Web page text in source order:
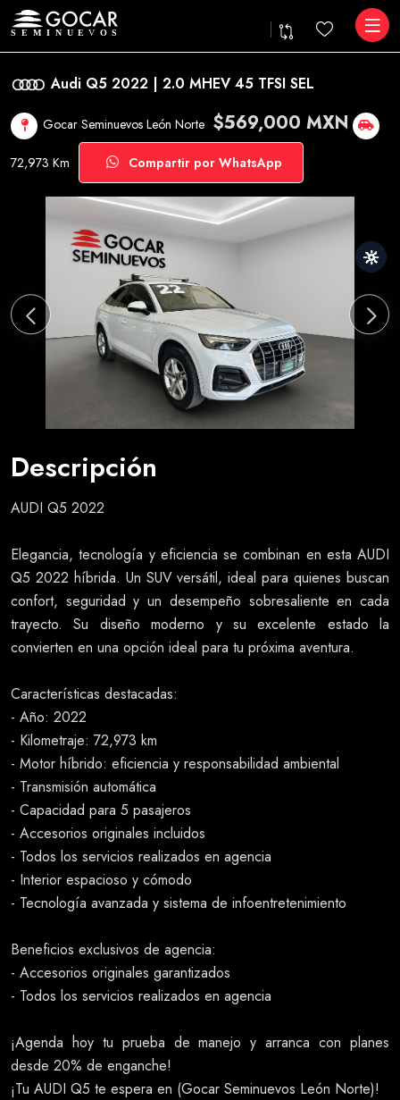
Audi Q5 2022 | 2.0 MHEV 45 TFSI SEL
Gocar Seminuevos León Norte $569,000 MXN
72,973 Km Compartir por WhatsApp
Descripción
AUDI Q5 2022
Elegancia, tecnología y eficiencia se combinan en esta AUDI
Q5 2022 híbrida. Un SUV versátil, ideal para quienes buscan
confort, seguridad y un desempeño sobresaliente en cada
trayecto. Su diseño moderno y su excelente estado la
convierten en una opción ideal para tu próxima aventura.
Características destacadas:
- Año: 2022
- Kilometraje: 72,973 km
- Motor híbrido: eficiencia y responsabilidad ambiental
- Transmisión automática
- Capacidad para 5 pasajeros
- Accesorios originales incluidos
- Todos los servicios realizados en agencia
- Interior espacioso y cómodo
- Tecnología avanzada y sistema de infoentretenimiento
Beneficios exclusivos de agencia:
- Accesorios originales garantizados
- Todos los servicios realizados en agencia
¡Agenda hoy tu prueba de manejo y arranca con planes
desde 20% de enganche!
¡Tu AUDI Q5 te espera en (Gocar Seminuevos León Norte)!